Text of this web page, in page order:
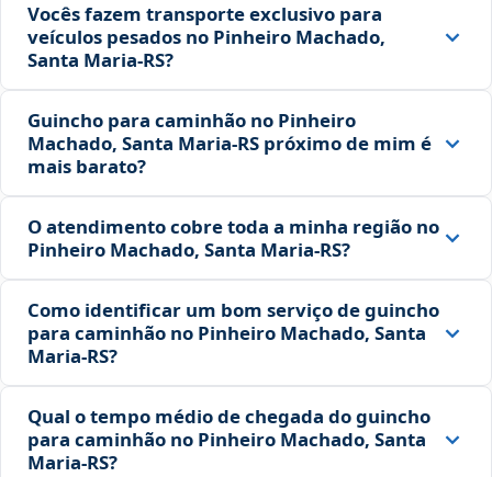
Vocês fazem transporte exclusivo para
veículos pesados no Pinheiro Machado,
Santa Maria‑RS?
Guincho para caminhão no Pinheiro
Machado, Santa Maria‑RS próximo de mim é
mais barato?
O atendimento cobre toda a minha região no
Pinheiro Machado, Santa Maria‑RS?
Como identificar um bom serviço de guincho
para caminhão no Pinheiro Machado, Santa
Maria‑RS?
Qual o tempo médio de chegada do guincho
para caminhão no Pinheiro Machado, Santa
Maria‑RS?